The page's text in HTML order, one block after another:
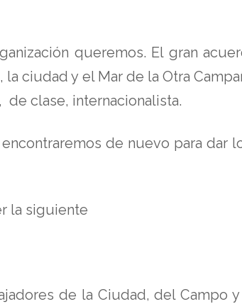
queremos. El gran
ciudad y el Mar de la Otra
clase, internacionalista.
de nuevo para dar
la siguiente
de la Ciudad, del Campo